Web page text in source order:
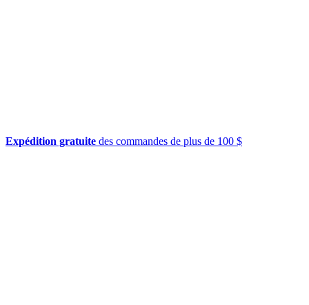
Expédition gratuite des commandes de plus de 100 $